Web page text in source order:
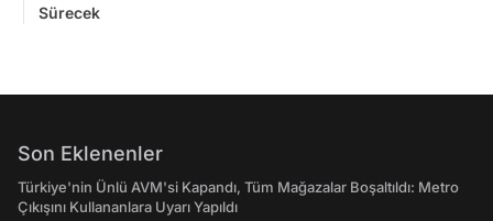
Sürecek
Son Eklenenler
Türkiye'nin Ünlü AVM'si Kapandı, Tüm Mağazalar Boşaltıldı: Metro
Çıkışını Kullananlara Uyarı Yapıldı